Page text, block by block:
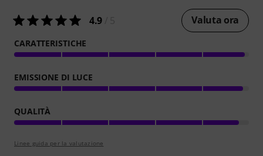
4.9 Valuta ora
CARATTERISTICHE
EMISSIONE DI LUCE
QUALITÀ
Linee guida per la valutazione